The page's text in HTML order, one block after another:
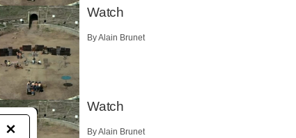
Watch
By Alain Brunet
Watch
By Alain Brunet
×